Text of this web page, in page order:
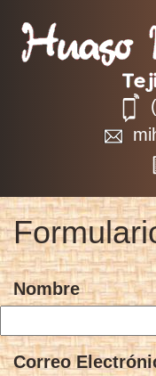
Nombre
Correo